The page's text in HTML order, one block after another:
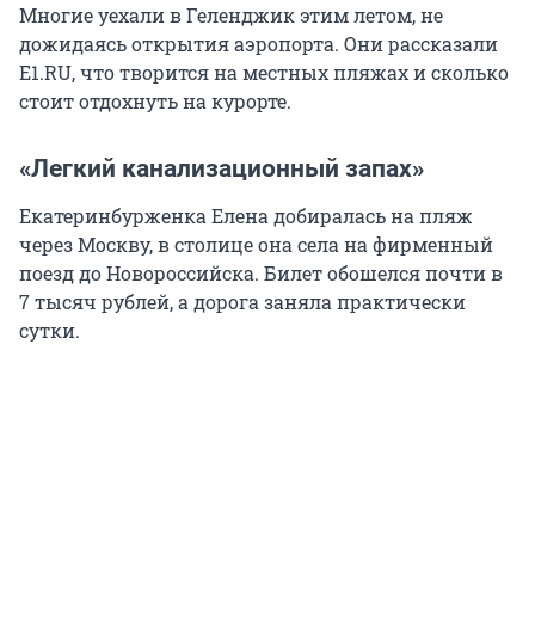
Многие уехали в Геленджик этим летом, не
дожидаясь открытия аэропорта. Они рассказали
E1.RU, что творится на местных пляжах и сколько
стоит отдохнуть на курорте.
«Легкий канализационный запах»
Екатеринбурженка Елена добиралась на пляж
через Москву, в столице она села на фирменный
поезд до Новороссийска. Билет обошелся почти в
7 тысяч рублей, а дорога заняла практически
сутки.